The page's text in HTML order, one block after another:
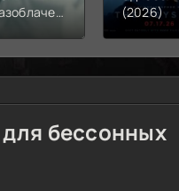
(2026)
бессонных